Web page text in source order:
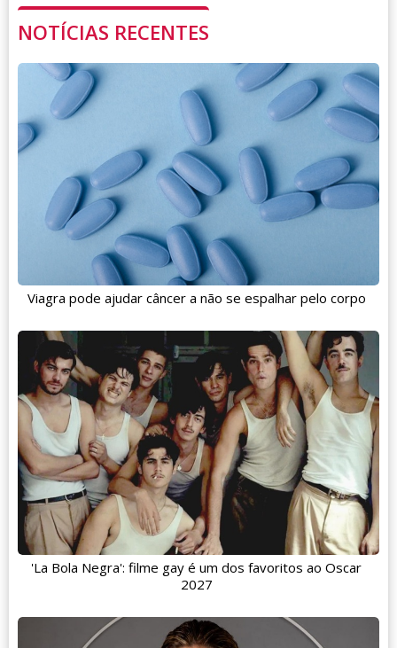
NOTÍCIAS RECENTES
Viagra pode ajudar câncer a não se espalhar pelo corpo
'La Bola Negra': filme gay é um dos favoritos ao Oscar
2027